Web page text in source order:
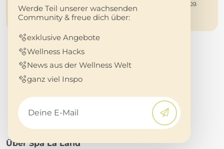
Werde Teil unserer wachsenden
Community & freue dich über:
🫧exklusive Angebote
🫧Wellness Hacks
🫧News aus der Wellness Welt
🫧ganz viel Inspo
Datenschutzerklärung.
Über Spa La Land